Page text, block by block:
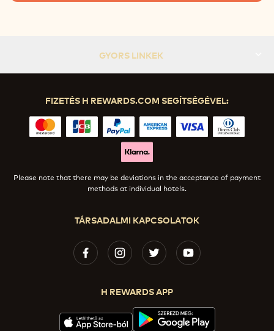
GYORS LINKEK
TÁRSADALMI KAPCSOLATOK
H REWARDS APP
FIZETÉS H REWARDS.COM SEGÍTSÉGÉVEL:
Please note that there may be deviations in the acceptance of payment
methods at individual hotels.